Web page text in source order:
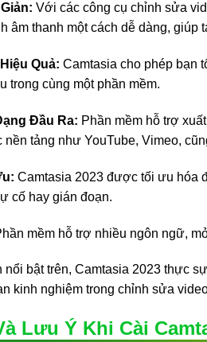
Với các công cụ chỉnh sửa
âm thanh một cách dễ dàng, giúp
Quả: Camtasia cho phép bạn
trong cùng một phần mềm.
Đầu Ra: Phần mềm hỗ trợ
nền tảng như YouTube, Vimeo,
Camtasia 2023 được tối ưu hóa
cố hay gián đoạn.
mềm hỗ trợ nhiều ngôn ngữ,
bật trên, Camtasia 2023 thực
kinh nghiệm trong chỉnh sửa
Lưu Ý Khi Cài